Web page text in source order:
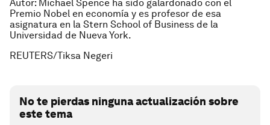
Autor: Michael Spence ha sido galardonado con el
Premio Nobel en economía y es profesor de esa
asignatura en la Stern School of Business de la
Universidad de Nueva York.
REUTERS/Tiksa Negeri
No te pierdas ninguna actualización sobre
este tema